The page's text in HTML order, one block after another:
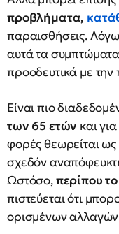
προβλήματα,
παραισθήσεις.
αυτά τα
προοδευτικά με
Είναι πιο
των 65 ετών και
φορές θεωρείται
σχεδόν
Ωστόσο,περίπου
πιστεύεται ότι
ορισμένων